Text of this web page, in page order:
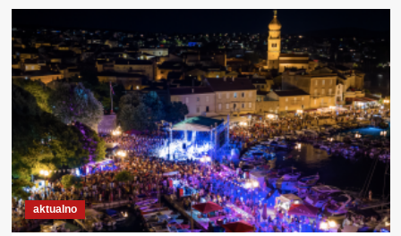
TEMU
RAZVOJU
INOVATIVNE
TURISTIČKE
PONUDE
NA
RUTI
RIMSKIH
CAREVA
I
DUNAVSKOM
PUTU
VINA
aktualno